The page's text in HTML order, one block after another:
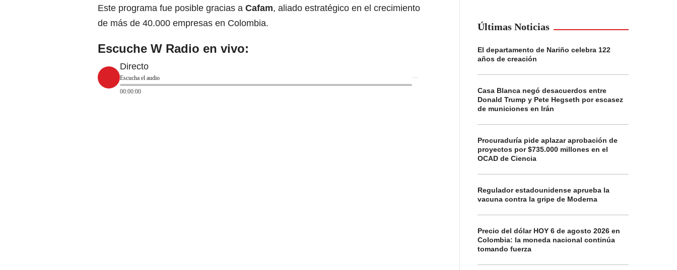
Este programa fue posible gracias a Cafam, aliado estratégico en el crecimiento
de más de 40.000 empresas en Colombia.
Escuche W Radio en vivo:
Directo
Escucha el audio
00:00:00
Últimas Noticias
El departamento de Nariño celebra 122
años de creación
Casa Blanca negó desacuerdos entre
Donald Trump y Pete Hegseth por escasez
de municiones en Irán
Procuraduría pide aplazar aprobación de
proyectos por $735.000 millones en el
OCAD de Ciencia
Regulador estadounidense aprueba la
vacuna contra la gripe de Moderna
Precio del dólar HOY 6 de agosto 2026 en
Colombia: la moneda nacional continúa
tomando fuerza